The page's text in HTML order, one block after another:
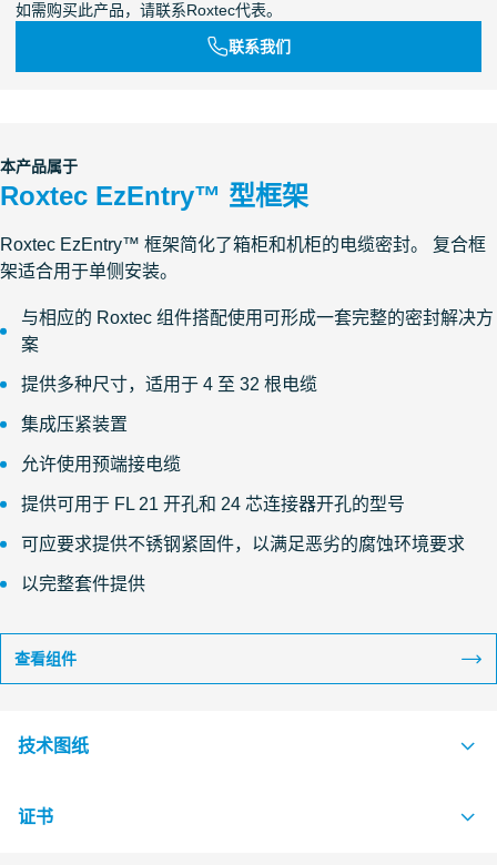
如需购买此产品，请联系Roxtec代表。
联系我们
本产品属于
Roxtec EzEntry™ 型框架
Roxtec EzEntry™ 框架简化了箱柜和机柜的电缆密封。 复合框
架适合用于单侧安装。
与相应的 Roxtec 组件搭配使用可形成一套完整的密封解决方
案
提供多种尺寸，适用于 4 至 32 根电缆
集成压紧装置
允许使用预端接电缆
提供可用于 FL 21 开孔和 24 芯连接器开孔的型号
可应要求提供不锈钢紧固件，以满足恶劣的腐蚀环境要求
以完整套件提供
查看组件
技术图纸
S1034803 APERTURE DIMENSIONS EZENTRY 4 AND 4 MINI
证书